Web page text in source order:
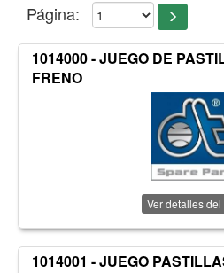
Página:
1014000 - JUEGO DE
FRENO
Ver detalles
1014001 - JUEGO